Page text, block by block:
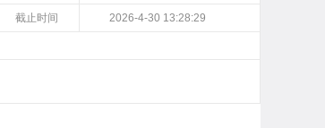
2026-4-30 13:28:29
截止时间